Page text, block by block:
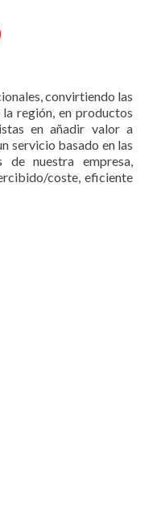
convirtiendo las
la región, en productos
en añadir valor a
servicio basado en las
nuestra empresa,
coste, eficiente